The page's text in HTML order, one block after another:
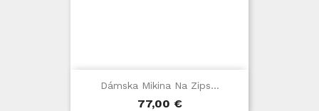
Dámska Mikina Na Zips...
Cena
77,00 €